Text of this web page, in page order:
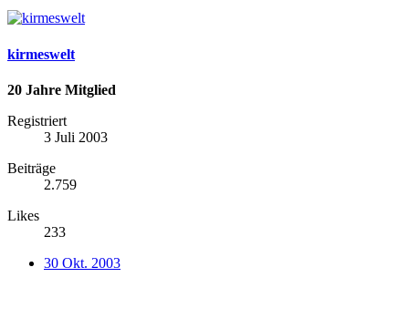
kirmeswelt
20 Jahre Mitglied
Registriert
3 Juli 2003
Beiträge
2.759
Likes
233
30 Okt. 2003